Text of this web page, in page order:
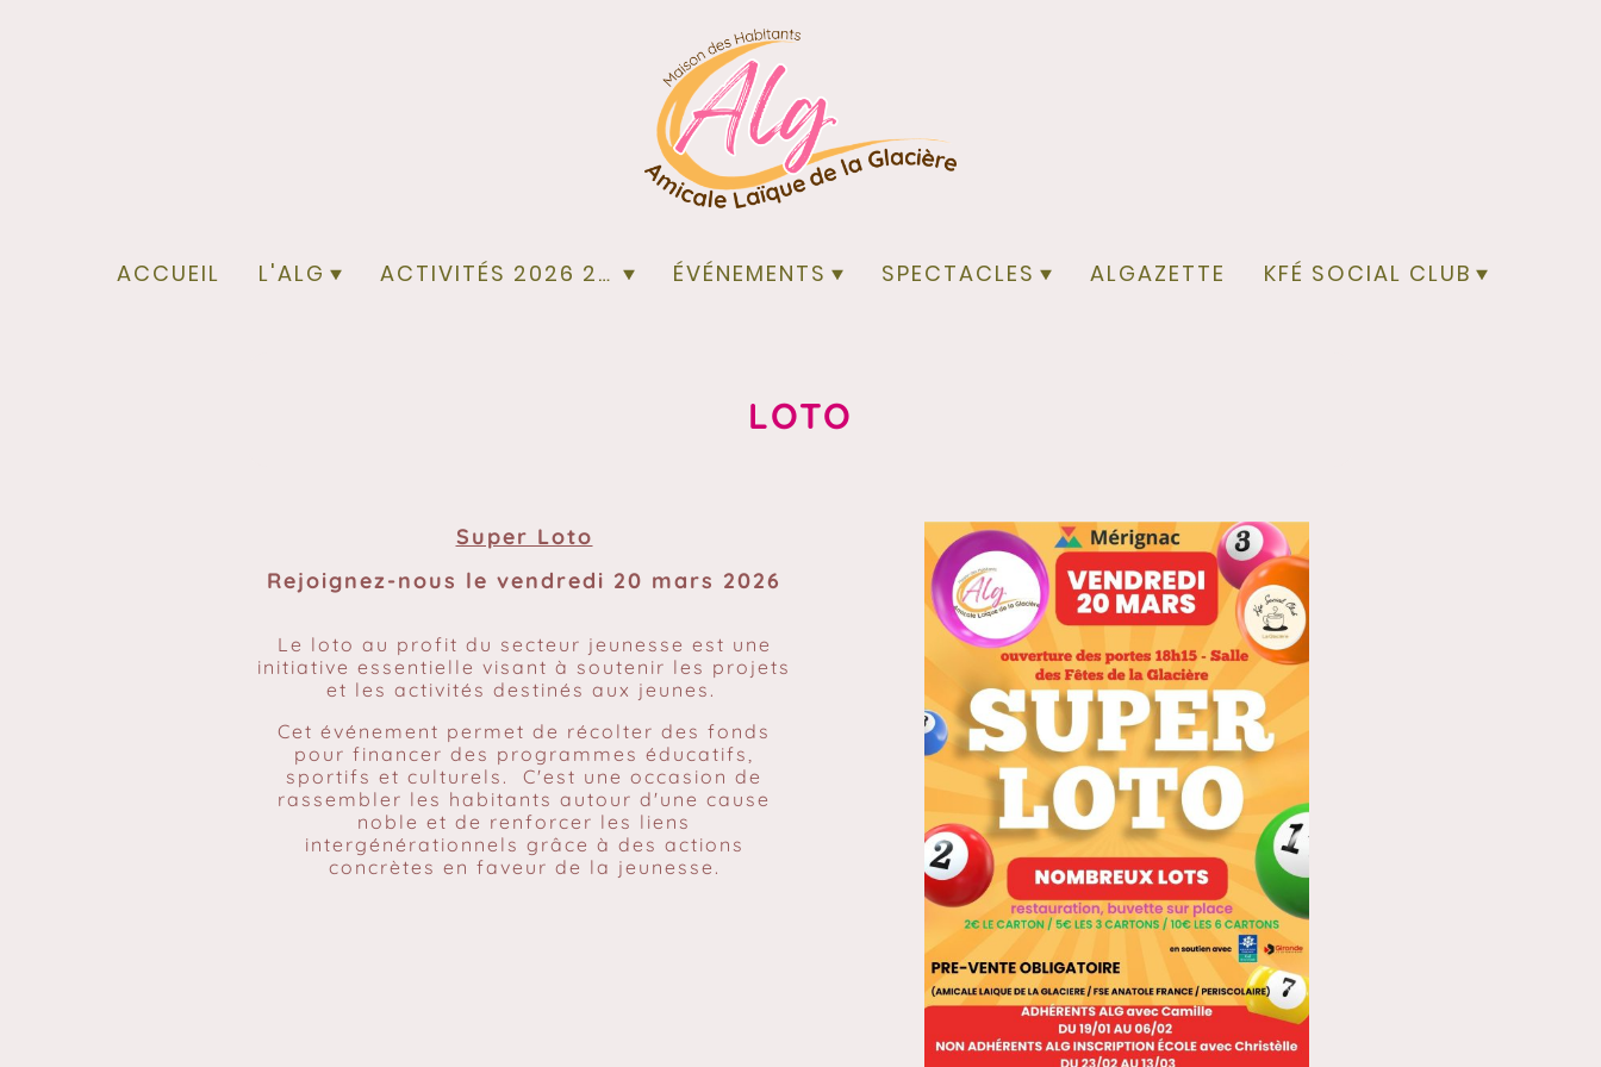
ACCUEIL L'ALG ACTIVITÉS 2026 2027 ÉVÉNEMENTS SPECTACLES ALGAZETTE KFÉ SOCIAL CLUB
LOTO
Super Loto
Rejoignez-nous le vendredi 20 mars 2026
Le loto au profit du secteur jeunesse est une
initiative essentielle visant à soutenir les projets
et les activités destinés aux jeunes.
Cet événement permet de récolter des fonds
pour financer des programmes éducatifs,
sportifs et culturels. C'est une occasion de
rassembler les habitants autour d'une cause
noble et de renforcer les liens
intergénérationnels grâce à des actions
concrètes en faveur de la jeunesse.